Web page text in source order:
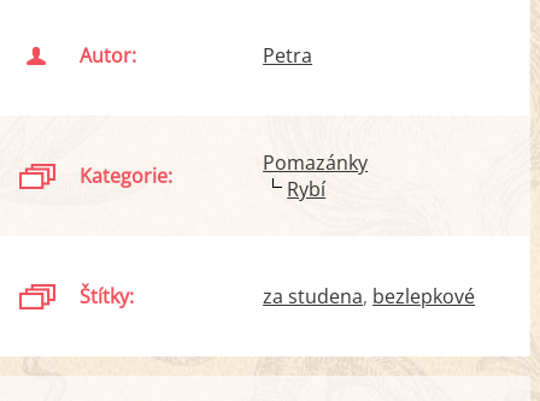
Autor: Petra
Kategorie:
Pomazánky
Rybí
Štítky: za studena bezlepkové